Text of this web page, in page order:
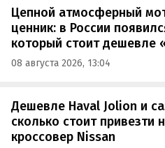
Цепной атмосферный
ценник: в России
который стоит дешевле
08 августа 2026, 13:04
Дешевле Haval Jolion и
сколько стоит
кроссовер Nissan